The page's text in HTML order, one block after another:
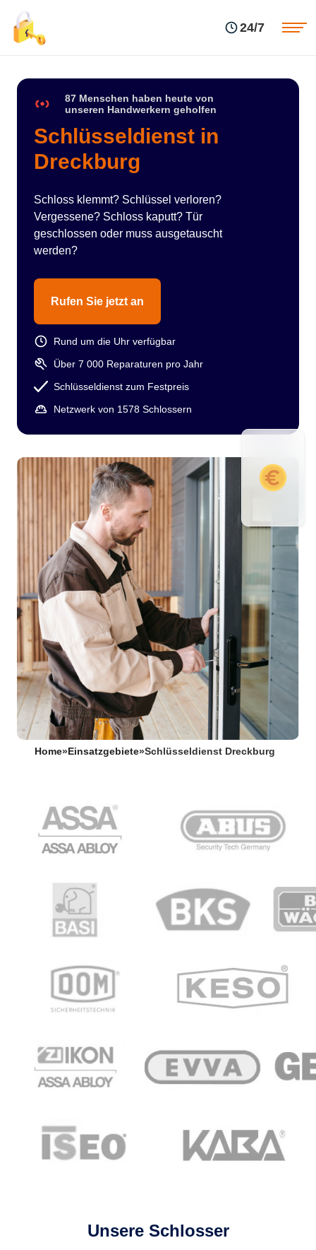
24/7
87 Menschen haben heute von
unseren Handwerkern geholfen
Schlüsseldienst in
Dreckburg
Schloss klemmt? Schlüssel verloren?
Vergessene? Schloss kaputt? Tür
geschlossen oder muss ausgetauscht
werden?
Rufen Sie jetzt an
Rund um die Uhr verfügbar
Über 7 000 Reparaturen pro Jahr
Schlüsseldienst zum Festpreis
Netzwerk von 1578 Schlossern
Home» Einsatzgebiete»Schlüsseldienst Dreckburg
Unsere Schlosser